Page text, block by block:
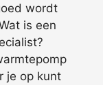
wordt
is een
je op kunt